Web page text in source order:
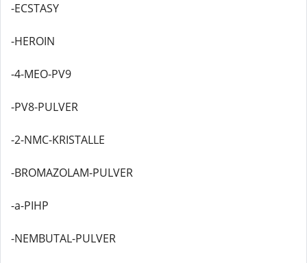
-ECSTASY
-HEROIN
-4-MEO-PV9
-PV8-PULVER
-2-NMC-KRISTALLE
-BROMAZOLAM-PULVER
-a-PIHP
-NEMBUTAL-PULVER